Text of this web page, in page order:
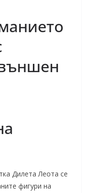
Дилета Леота се
фигури на